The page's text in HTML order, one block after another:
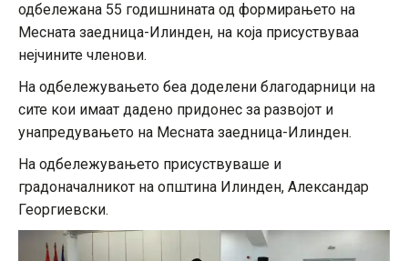
одбележана 55 годишнината од формирањето на
Месната заедница-Илинден, на која присуствуваа
нејчините членови.
На одбележувањето беа доделени благодарници на
сите кои имаат дадено придонес за развојот и
унапредувањето на Месната заедница-Илинден.
На одбележувањето присуствуваше и
градоначалникот на општина Илинден, Александар
Георгиевски.